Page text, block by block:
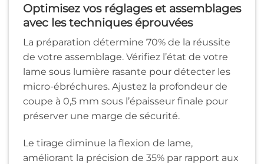
Optimisez vos réglages et assemblages
avec les techniques éprouvées
La préparation détermine 70% de la réussite
de votre assemblage. Vérifiez l’état de votre
lame sous lumière rasante pour détecter les
micro-ébréchures. Ajustez la profondeur de
coupe à 0,5 mm sous l’épaisseur finale pour
préserver une marge de sécurité.
Le tirage diminue la flexion de lame,
améliorant la précision de 35% par rapport aux